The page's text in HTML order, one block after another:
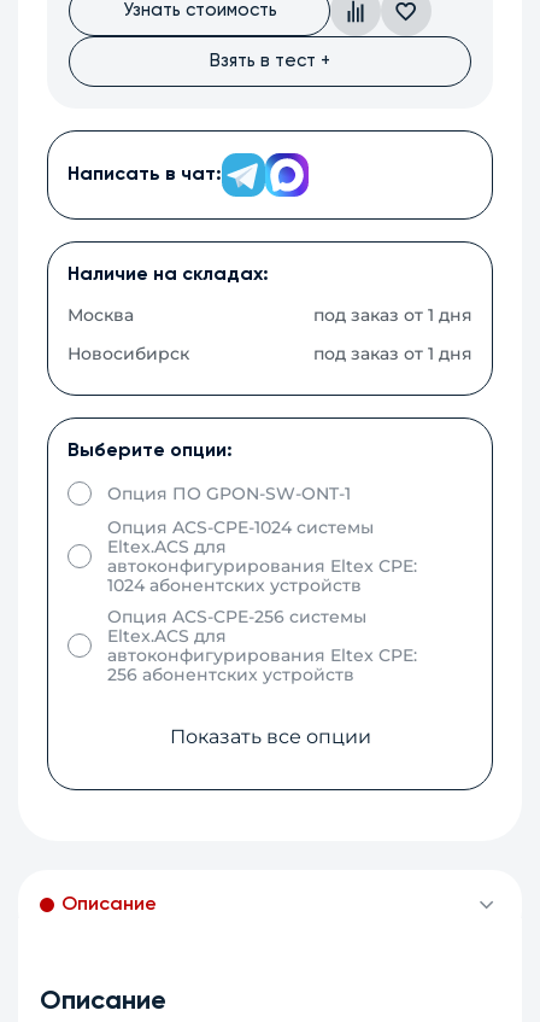
Узнать стоимость
Взять в тест +
Написать в чат:
Наличие на складах:
Москва
под заказ от 1 дня
Новосибирск
под заказ от 1 дня
Выберите опции:
Опция ПО GPON-SW-ONT-1
Опция ACS-CPE-1024 системы
Eltex.ACS для
автоконфигурирования Eltex CPE:
1024 абонентских устройств
Опция ACS-CPE-256 системы
Eltex.ACS для
автоконфигурирования Eltex CPE:
256 абонентских устройств
Показать все опции
Описание
Описание